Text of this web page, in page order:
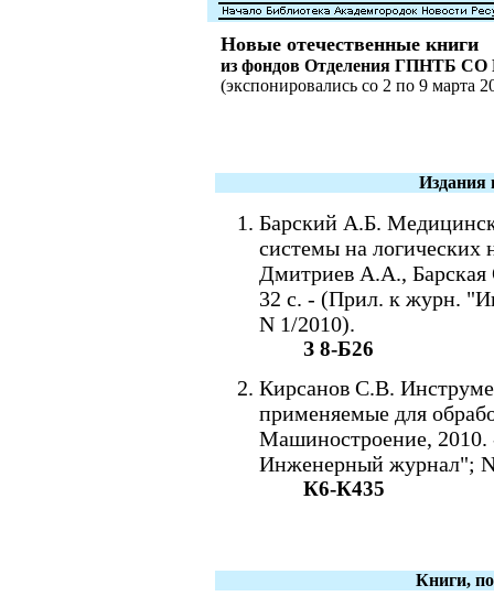
Новые отечественные книги
из фондов Отделения ГПНТБ
(экспонировались со 2 по 9 марта
Издания
Барский А.Б.
системы на логических
Дмитриев А.А.,
32 с. - (Прил. к журн.
N 1/2010).
З 8-Б26
Кирсанов С.В.
применяемые для
Машиностроение,
Инженерный журнал";
К6-К435
Книги,